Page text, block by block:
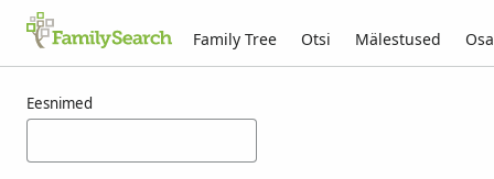
Family Tree Otsi Mälestused
Eesnimed